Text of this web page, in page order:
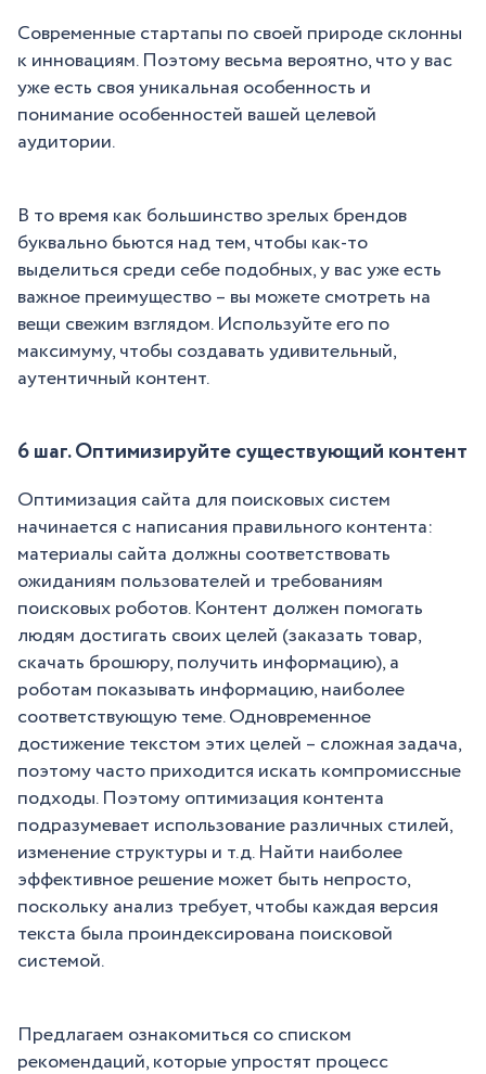
Современные стартапы по своей природе склонны
к инновациям. Поэтому весьма вероятно, что у вас
уже есть своя уникальная особенность и
понимание особенностей вашей целевой
аудитории.
В то время как большинство зрелых брендов
буквально бьются над тем, чтобы как-то
выделиться среди себе подобных, у вас уже есть
важное преимущество – вы можете смотреть на
вещи свежим взглядом. Используйте его по
максимуму, чтобы создавать удивительный,
аутентичный контент.
6 шаг. Оптимизируйте существующий контент
Оптимизация сайта для поисковых систем
начинается с написания правильного контента:
материалы сайта должны соответствовать
ожиданиям пользователей и требованиям
поисковых роботов. Контент должен помогать
людям достигать своих целей (заказать товар,
скачать брошюру, получить информацию), а
роботам показывать информацию, наиболее
соответствующую теме. Одновременное
достижение текстом этих целей – сложная задача,
поэтому часто приходится искать компромиссные
подходы. Поэтому оптимизация контента
подразумевает использование различных стилей,
изменение структуры и т.д. Найти наиболее
эффективное решение может быть непросто,
поскольку анализ требует, чтобы каждая версия
текста была проиндексирована поисковой
системой.
Предлагаем ознакомиться со списком
рекомендаций, которые упростят процесс